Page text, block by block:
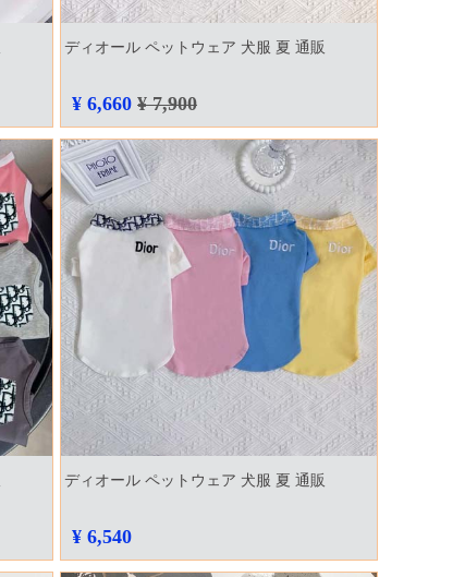
ディオール ペットウェア 犬服 夏 通販
¥ 6,660 ¥ 7,900
ディオール ペットウェア 犬服 夏 通販
¥ 6,540